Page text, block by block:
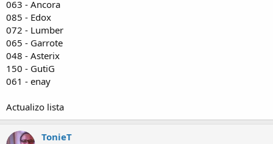
063 - Ancora
085 - Edox
072 - Lumber
065 - Garrote
048 - Asterix
150 - GutiG
061 - enay
Actualizo lista
TonieT